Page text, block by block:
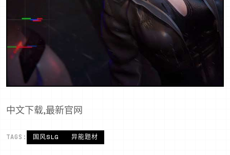
中文下载,最新官网
TAGS: 国风SLG 异能题材